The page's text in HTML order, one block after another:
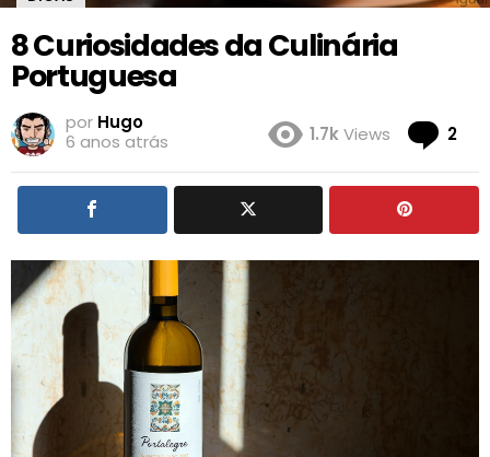
8 Curiosidades da Culinária
Portuguesa
por Hugo
6 anos atrás
1.7kViews 2